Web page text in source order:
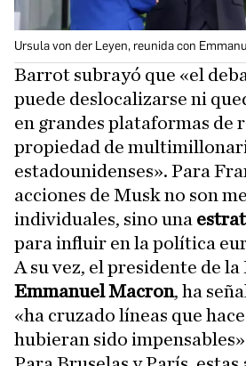
Ursula von der Leyen, reunida con
Barrot subrayó que «el
puede deslocalizarse ni
en grandes plataformas de
propiedad de
estadounidenses». Para
acciones de Musk no son
individuales, sino una
para influir en la política
A su vez, el presidente de la
Emmanuel Macron, ha
«ha cruzado líneas que
hubieran sido